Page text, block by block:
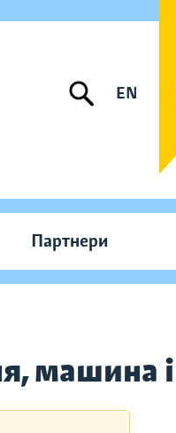
EN
Партнери
машина